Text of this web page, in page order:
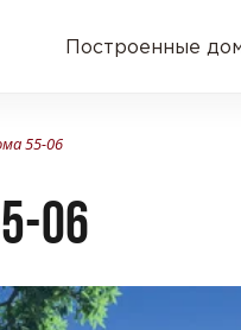
Построенные
55-06
06